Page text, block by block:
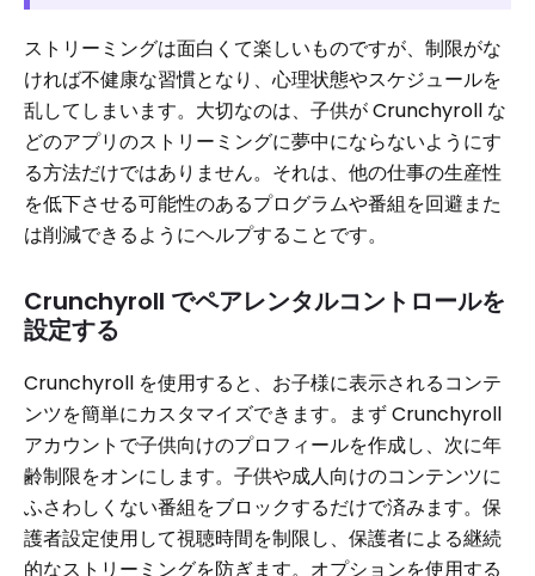
ストリーミングは面白くて楽しいものですが、制限がな
ければ不健康な習慣となり、心理状態やスケジュールを
乱してしまいます。大切なのは、子供が Crunchyroll な
どのアプリのストリーミングに夢中にならないようにす
る方法だけではありません。それは、他の仕事の生産性
を低下させる可能性のあるプログラムや番組を回避また
は削減できるようにヘルプすることです。
Crunchyroll でペアレンタルコントロールを
設定する
Crunchyroll を使用すると、お子様に表示されるコンテ
ンツを簡単にカスタマイズできます。まず Crunchyroll
アカウントで子供向けのプロフィールを作成し、次に年
齢制限をオンにします。子供や成人向けのコンテンツに
ふさわしくない番組をブロックするだけで済みます。保
護者設定使用して視聴時間を制限し、保護者による継続
的なストリーミングを防ぎます。オプションを使用する